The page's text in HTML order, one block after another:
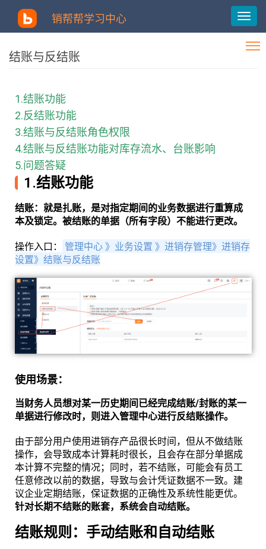
销帮帮学习中心
结账与反结账
1.结账功能
2.反结账功能
3.结账与反结账角色权限
4.结账与反结账功能对库存流水、台账影响
5.问题答疑
1.结账功能
结账：就是扎账，是对指定期间的业务数据进行重算成
本及锁定。被结账的单据（所有字段）不能进行更改。
操作入口： 管理中心 》业务设置 》 进销存管理》 进销存
设置》结账与反结账
使用场景：
当财务人员想对某一历史期间已经完成结账/封账的某一
单据进行修改时，则进入管理中心进行反结账操作。
由于部分用户使用进销存产品很长时间，但从不做结账
操作，会导致成本计算耗时很长，且会存在部分单据成
本计算不完整的情况；同时，若不结账，可能会有员工
任意修改以前的数据，导致与会计凭证数据不一致。建
议企业定期结账，保证数据的正确性及系统性能更优。
针对长期不结账的账套，系统会自动结账。
结账规则：手动结账和自动结账